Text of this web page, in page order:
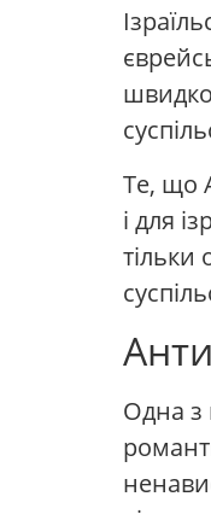
Те, що
і для
тільки
Одна з